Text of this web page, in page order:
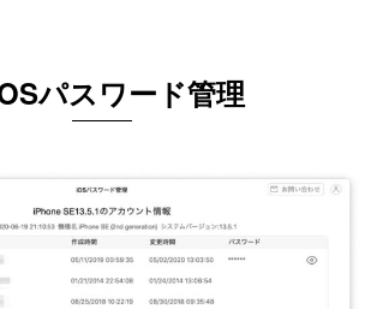
パスワード管理